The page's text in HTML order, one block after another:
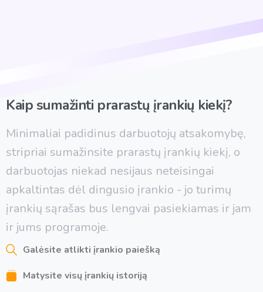
Kaip sumažinti prarastų įrankių kiekį?
Minimaliai padidinus darbuotojų atsakomybę,
stripriai sumažinsite prarastų įrankių kiekį, o
darbuotojas niekad nesijaus neteisingai
apkaltintas dėl dingusio įrankio - jo turimų
įrankių sąrašas bus lengvai pasiekiamas ir jam
ir jums programoje.
Galėsite atlikti įrankio paiešką
Matysite visų įrankių istoriją